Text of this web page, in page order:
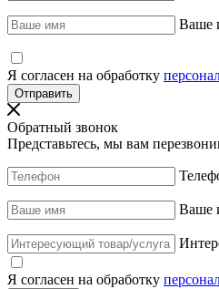
Ваше
Я согласен на обработку
Обратный звонок
Представьтесь, мы вам
Ваше
Я согласен на обработку